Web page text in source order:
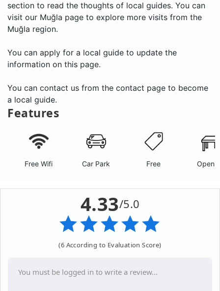
section to read the thoughts of local guides. You can
visit our Muğla page to explore more visits from the
Muğla region.
You can apply for a local guide to update the
information on this page.
You can contact us from the contact page to become
a local guide.
Features
Free Wifi Car Park Free Open
4.33/5.0
(6 According to Evaluation Score)